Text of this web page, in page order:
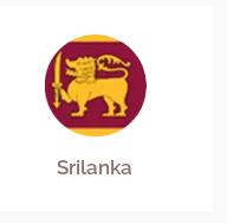
Srilanka